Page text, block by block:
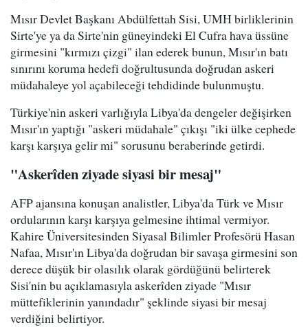
Mısır Devlet Başkanı Abdülfettah Sisi, UMH birliklerinin
Sirte'ye ya da Sirte'nin güneyindeki El Cufra hava üssüne
girmesini "kırmızı çizgi" ilan ederek bunun, Mısır'ın batı
sınırını koruma hedefi doğrultusunda doğrudan askeri
müdahaleye yol açabileceği tehdidinde bulunmuştu.
Türkiye'nin askeri varlığıyla Libya'da dengeler değişirken
Mısır'ın yaptığı "askeri müdahale" çıkışı "iki ülke cephede
karşı karşıya gelir mi" sorusunu beraberinde getirdi.
"Askerîden ziyade siyasi bir mesaj"
AFP ajansına konuşan analistler, Libya'da Türk ve Mısır
ordularının karşı karşıya gelmesine ihtimal vermiyor.
Kahire Üniversitesinden Siyasal Bilimler Profesörü Hasan
Nafaa, Mısır'ın Libya'da doğrudan bir savaşa girmesini son
derece düşük bir olasılık olarak gördüğünü belirterek
Sisi'nin bu açıklamasıyla askerîden ziyade "Mısır
müttefiklerinin yanındadır" şeklinde siyasi bir mesaj
verdiğini belirtiyor.